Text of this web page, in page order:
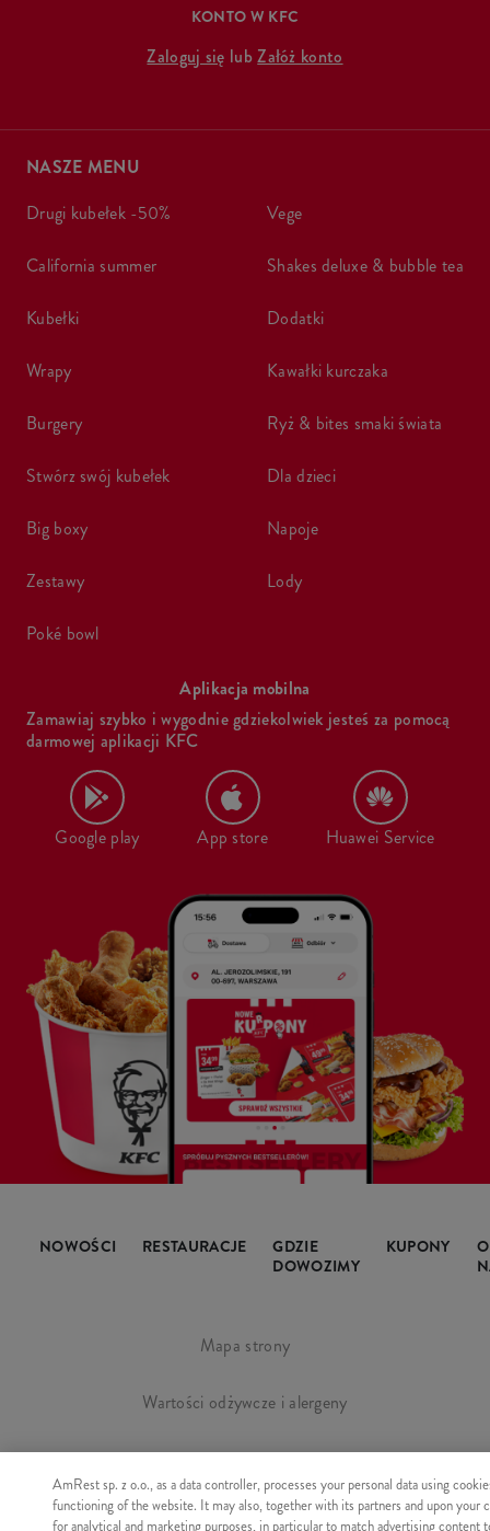
KONTO W KFC
Zaloguj się lubZałóż konto
NASZE MENU
drugi kubełek -50%
california summer
kubełki
wrapy
burgery
stwórz swój kubełek
big boxy
zestawy
poké bowl
vege
shakes deluxe & bubble tea
dodatki
kawałki kurczaka
ryż & bites smaki świata
dla dzieci
napoje
lody
Aplikacja mobilna
Zamawiaj szybko i wygodnie gdziekolwiek jesteś za pomocą
darmowej aplikacji KFC
Google play App store Huawei Service
NOWOŚCI RESTAURACJE
GDZIE
DOWOZIMY
KUPONY
O
Mapa strony
Wartości odżywcze i alergeny
Regulamin i polityka prywatności
Manage Cookies
AmRest sp. z o.o., as a data controller, processes your personal data using
functioning of the website. It may also, together with its partners and upon your
for analytical and marketing purposes, in particular to match advertising content